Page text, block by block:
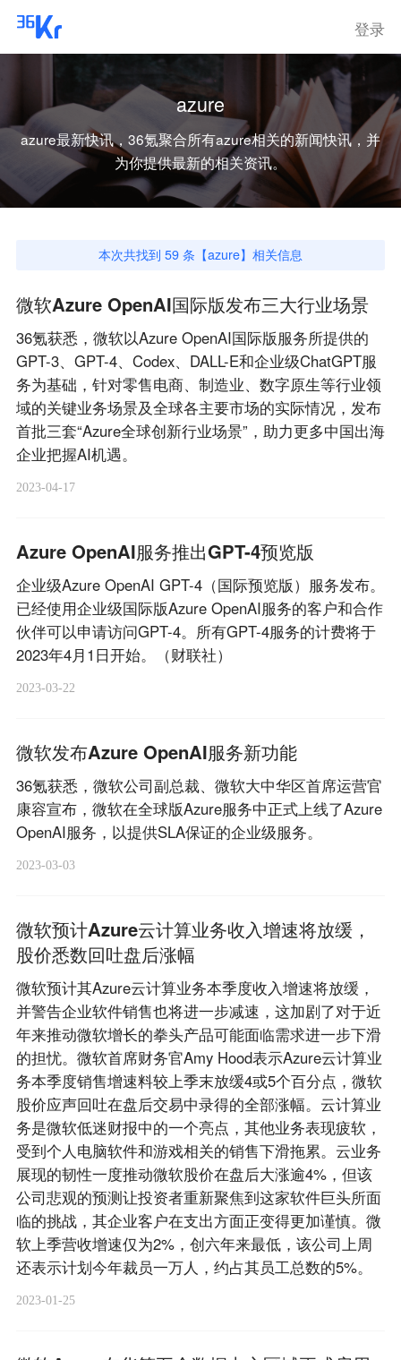
登录
azure
azure最新快讯，36氪聚合所有azure相关的新闻快讯，并
为你提供最新的相关资讯。
本次共找到 59 条【azure】相关信息
微软Azure OpenAI国际版发布三大行业场景
36氪获悉，微软以Azure OpenAI国际版服务所提供的
GPT-3、GPT-4、Codex、DALL-E和企业级ChatGPT服
务为基础，针对零售电商、制造业、数字原生等行业领
域的关键业务场景及全球各主要市场的实际情况，发布
首批三套“Azure全球创新行业场景”，助力更多中国出海
企业把握AI机遇。
2023-04-17
Azure OpenAI服务推出GPT-4预览版
企业级Azure OpenAI GPT-4（国际预览版）服务发布。
已经使用企业级国际版Azure OpenAI服务的客户和合作
伙伴可以申请访问GPT-4。所有GPT-4服务的计费将于
2023年4月1日开始。（财联社）
2023-03-22
微软发布Azure OpenAI服务新功能
36氪获悉，微软公司副总裁、微软大中华区首席运营官
康容宣布，微软在全球版Azure服务中正式上线了Azure
OpenAI服务，以提供SLA保证的企业级服务。
2023-03-03
微软预计Azure云计算业务收入增速将放缓，
股价悉数回吐盘后涨幅
微软预计其Azure云计算业务本季度收入增速将放缓，
并警告企业软件销售也将进一步减速，这加剧了对于近
年来推动微软增长的拳头产品可能面临需求进一步下滑
的担忧。微软首席财务官Amy Hood表示Azure云计算业
务本季度销售增速料较上季末放缓4或5个百分点，微软
股价应声回吐在盘后交易中录得的全部涨幅。云计算业
务是微软低迷财报中的一个亮点，其他业务表现疲软，
受到个人电脑软件和游戏相关的销售下滑拖累。云业务
展现的韧性一度推动微软股价在盘后大涨逾4%，但该
公司悲观的预测让投资者重新聚焦到这家软件巨头所面
临的挑战，其企业客户在支出方面正变得更加谨慎。微
软上季营收增速仅为2%，创六年来最低，该公司上周
还表示计划今年裁员一万人，约占其员工总数的5%。
2023-01-25